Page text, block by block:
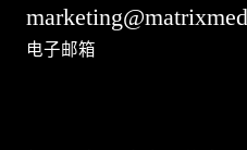
电子邮箱